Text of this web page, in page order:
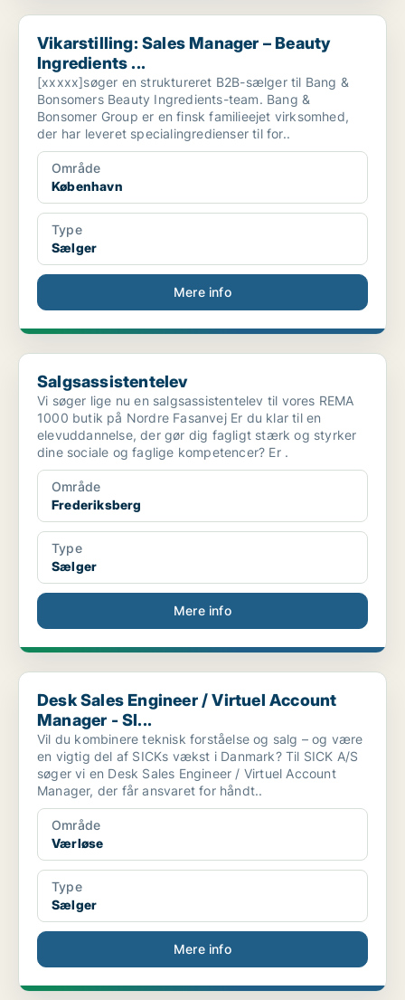
Vikarstilling: Sales Manager – Beauty Ingredients ...
Vikarstilling: Sales Manager – Beauty
Ingredients ...
[xxxxx]søger en struktureret B2B-sælger til Bang &
Bonsomers Beauty Ingredients-team. Bang &
Bonsomer Group er en finsk familieejet virksomhed,
der har leveret specialingredienser til for..
Område
København
Type
Sælger
Mere info
Salgsassistentelev
Salgsassistentelev
Vi søger lige nu en salgsassistentelev til vores REMA
1000 butik på Nordre Fasanvej Er du klar til en
elevuddannelse, der gør dig fagligt stærk og styrker
dine sociale og faglige kompetencer? Er .
Område
Frederiksberg
Type
Sælger
Mere info
Desk Sales Engineer / Virtuel Account Manager - SI...
Desk Sales Engineer / Virtuel Account
Manager - SI...
Vil du kombinere teknisk forståelse og salg – og være
en vigtig del af SICKs vækst i Danmark? Til SICK A/S
søger vi en Desk Sales Engineer / Virtuel Account
Manager, der får ansvaret for håndt..
Område
Værløse
Type
Sælger
Mere info